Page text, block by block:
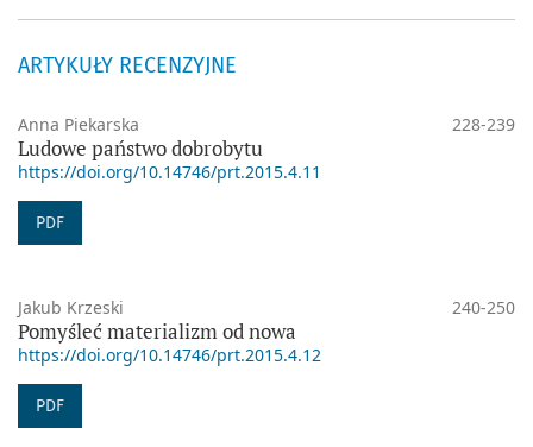
ARTYKUŁY RECENZYJNE
Anna Piekarska 228-239
Ludowe państwo dobrobytu
https://doi.org/10.14746/prt.2015.4.11
PDF
Jakub Krzeski 240-250
Pomyśleć materializm od nowa
https://doi.org/10.14746/prt.2015.4.12
PDF